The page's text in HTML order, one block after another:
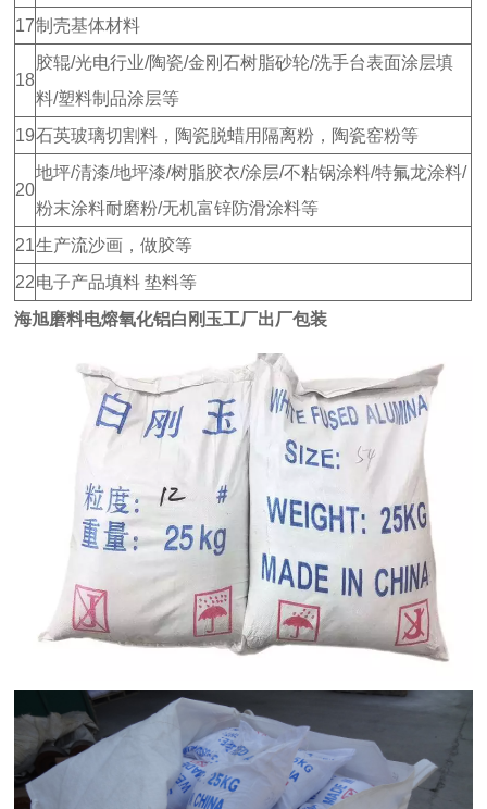
17制壳基体材料
18
胶辊/光电行业/陶瓷/金刚石树脂砂轮/洗手台表面涂层填
料/塑料制品涂层等
19石英玻璃切割料，陶瓷脱蜡用隔离粉，陶瓷窑粉等
20
地坪/清漆/地坪漆/树脂胶衣/涂层/不粘锅涂料/特氟龙涂料/
粉末涂料耐磨粉/无机富锌防滑涂料等
21生产流沙画，做胶等
22电子产品填料 垫料等
海旭磨料电熔氧化铝白刚玉工厂出厂包装